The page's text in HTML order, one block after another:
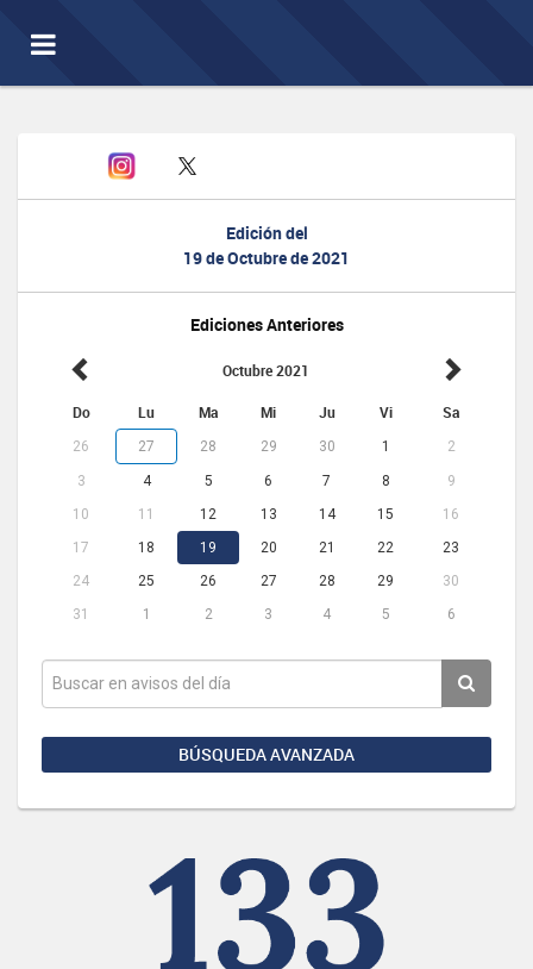
Toggle
navigation
Edición del
19 de Octubre de 2021
Ediciones Anteriores
Octubre 2021
Do Lu Ma Mi Ju Vi Sa
26 27 28 29 30 1 2
3 4 5 6 7 8
9
10
11 12 13 14 15
16
17
18 19 20 21 22
23
24
25 26 27 28 29
30
31
1 2 3 4 5 6
BÚSQUEDA AVANZADA